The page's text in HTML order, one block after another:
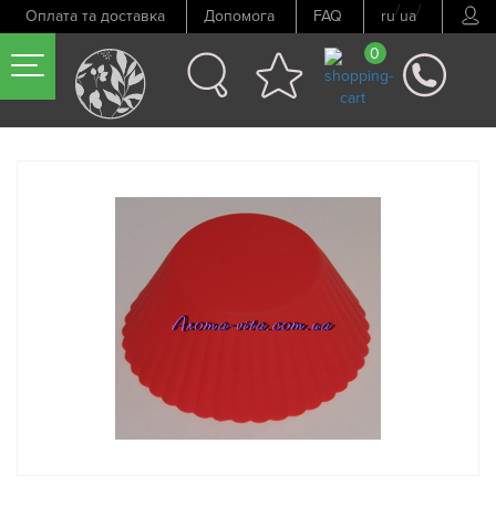
Оплата та доставка Допомога FAQ ru/ua/
0
Попередній товар Наступний товар